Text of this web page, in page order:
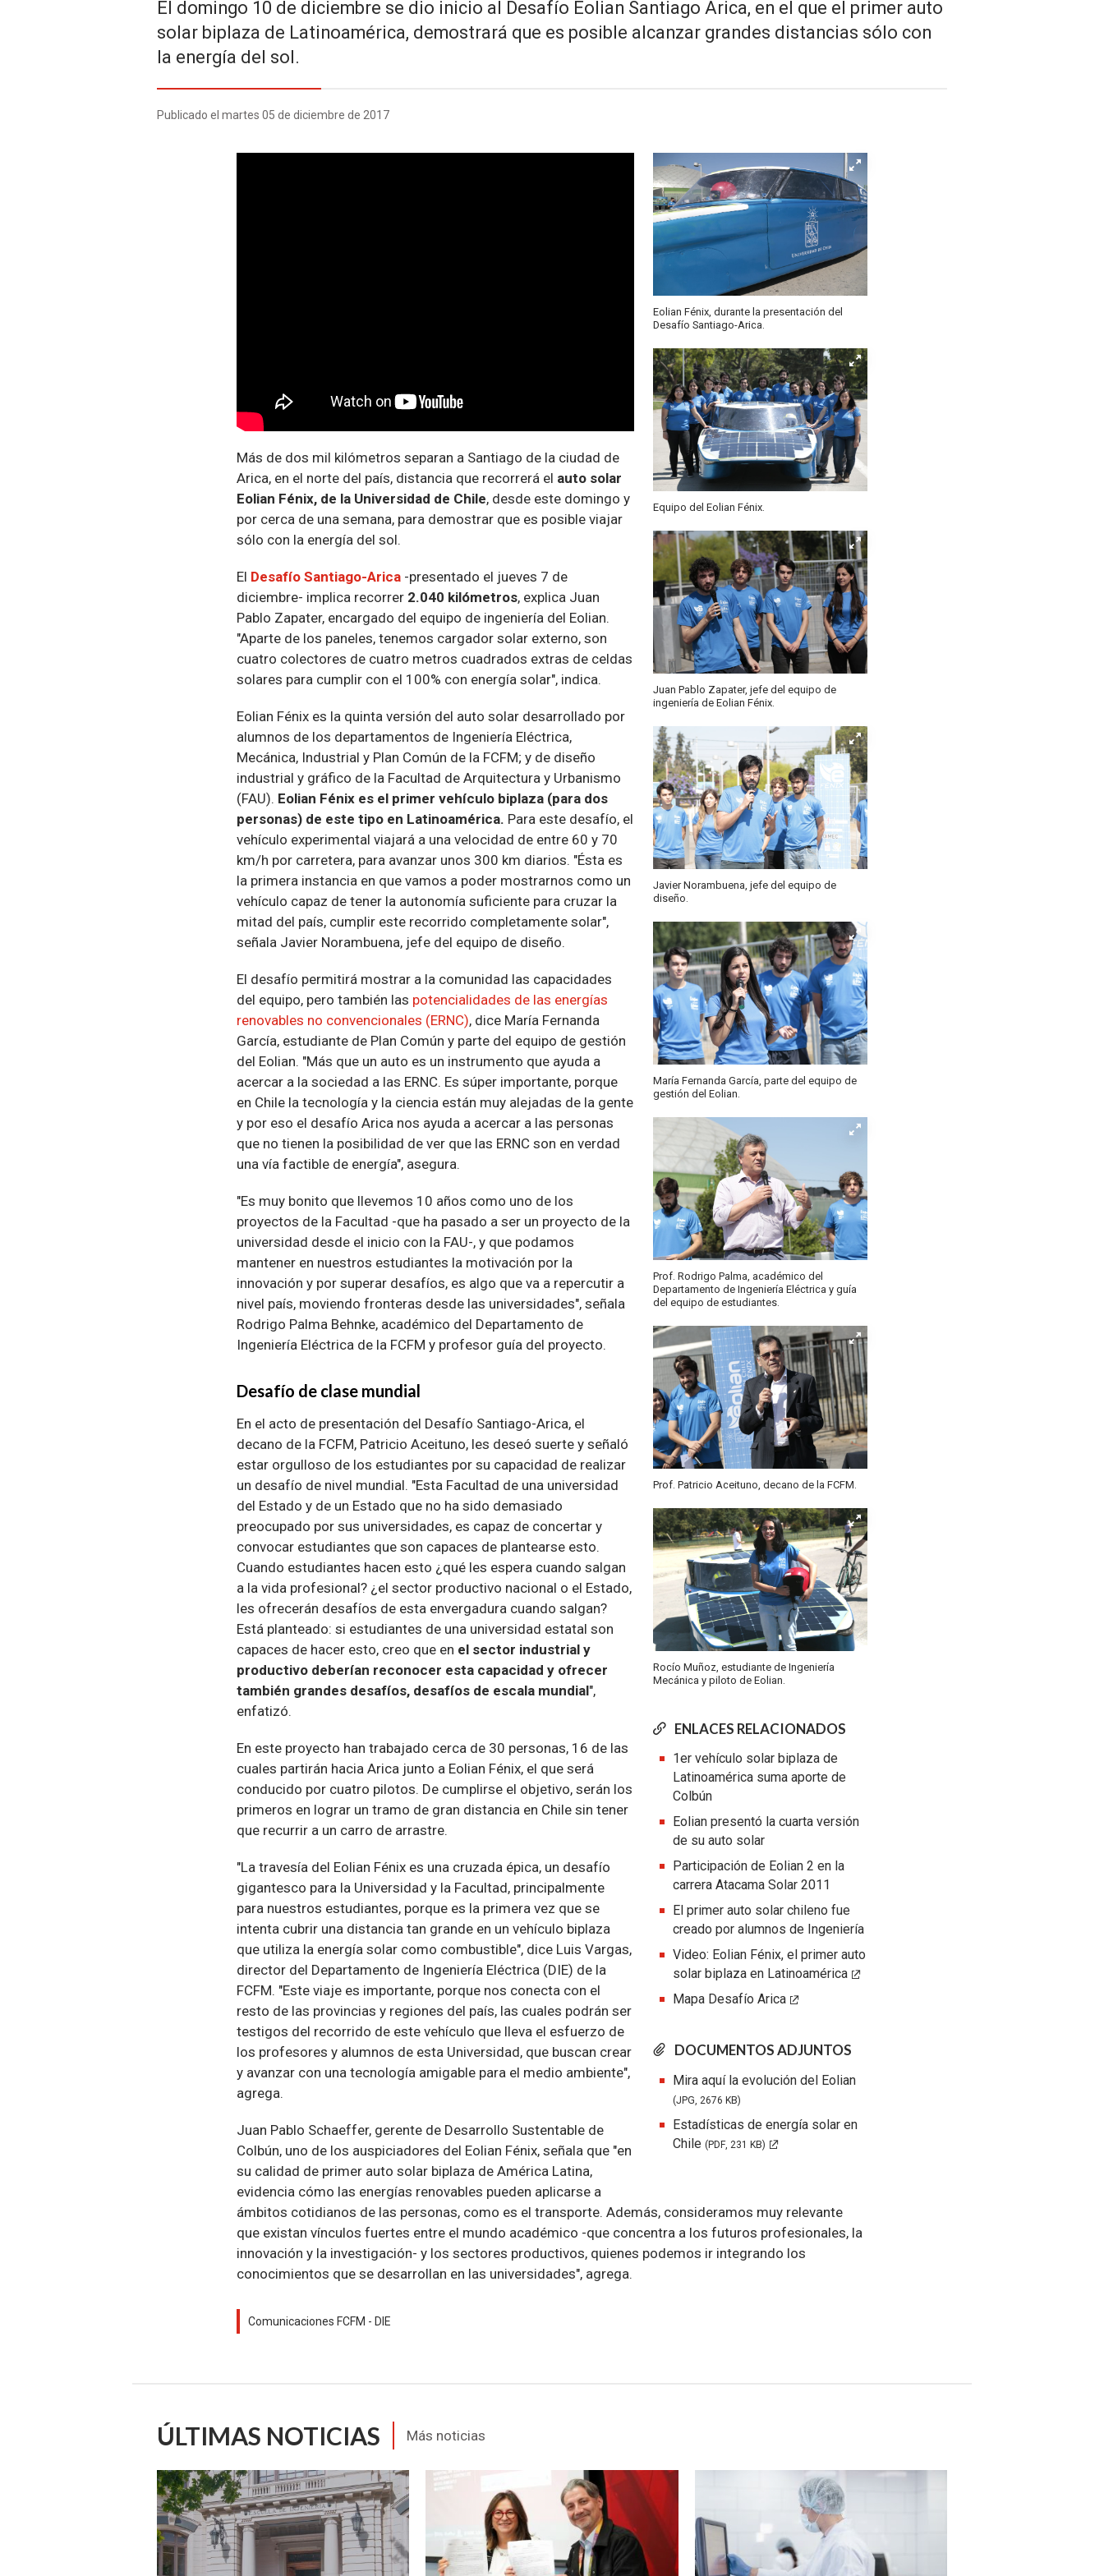
El domingo 10 de diciembre se dio inicio al Desafío Eolian Santiago Arica, en el que el primer auto
solar biplaza de Latinoamérica, demostrará que es posible alcanzar grandes distancias sólo con
la energía del sol.
Publicado el martes 05 de diciembre de 2017
Eolian Fénix, durante la presentación del
Desafío Santiago-Arica.
Equipo del Eolian Fénix.
Juan Pablo Zapater, jefe del equipo de
ingeniería de Eolian Fénix.
Javier Norambuena, jefe del equipo de
diseño.
María Fernanda García, parte del equipo de
gestión del Eolian.
Prof. Rodrigo Palma, académico del
Departamento de Ingeniería Eléctrica y guía
del equipo de estudiantes.
Prof. Patricio Aceituno, decano de la FCFM.
Rocío Muñoz, estudiante de Ingeniería
Mecánica y piloto de Eolian.
ENLACES RELACIONADOS
1er vehículo solar biplaza de
Latinoamérica suma aporte de
Colbún
Eolian presentó la cuarta versión
de su auto solar
Participación de Eolian 2 en la
carrera Atacama Solar 2011
El primer auto solar chileno fue
creado por alumnos de Ingeniería
Video: Eolian Fénix, el primer auto
solar biplaza en Latinoamérica
Mapa Desafío Arica
DOCUMENTOS ADJUNTOS
Mira aquí la evolución del Eolian
(JPG, 2676 KB)
Estadísticas de energía solar en
Chile (PDF, 231 KB)
Más de dos mil kilómetros separan a Santiago de la ciudad de
Arica, en el norte del país, distancia que recorrerá el auto solar
Eolian Fénix, de la Universidad de Chile, desde este domingo y
por cerca de una semana, para demostrar que es posible viajar
sólo con la energía del sol.
El Desafío Santiago-Arica -presentado el jueves 7 de
diciembre- implica recorrer 2.040 kilómetros, explica Juan
Pablo Zapater, encargado del equipo de ingeniería del Eolian.
"Aparte de los paneles, tenemos cargador solar externo, son
cuatro colectores de cuatro metros cuadrados extras de celdas
solares para cumplir con el 100% con energía solar", indica.
Eolian Fénix es la quinta versión del auto solar desarrollado por
alumnos de los departamentos de Ingeniería Eléctrica,
Mecánica, Industrial y Plan Común de la FCFM; y de diseño
industrial y gráfico de la Facultad de Arquitectura y Urbanismo
(FAU). Eolian Fénix es el primer vehículo biplaza (para dos
personas) de este tipo en Latinoamérica. Para este desafío, el
vehículo experimental viajará a una velocidad de entre 60 y 70
km/h por carretera, para avanzar unos 300 km diarios. "Ésta es
la primera instancia en que vamos a poder mostrarnos como un
vehículo capaz de tener la autonomía suficiente para cruzar la
mitad del país, cumplir este recorrido completamente solar",
señala Javier Norambuena, jefe del equipo de diseño.
El desafío permitirá mostrar a la comunidad las capacidades
del equipo, pero también las potencialidades de las energías
renovables no convencionales (ERNC), dice María Fernanda
García, estudiante de Plan Común y parte del equipo de gestión
del Eolian. "Más que un auto es un instrumento que ayuda a
acercar a la sociedad a las ERNC. Es súper importante, porque
en Chile la tecnología y la ciencia están muy alejadas de la gente
y por eso el desafío Arica nos ayuda a acercar a las personas
que no tienen la posibilidad de ver que las ERNC son en verdad
una vía factible de energía", asegura.
"Es muy bonito que llevemos 10 años como uno de los
proyectos de la Facultad -que ha pasado a ser un proyecto de la
universidad desde el inicio con la FAU-, y que podamos
mantener en nuestros estudiantes la motivación por la
innovación y por superar desafíos, es algo que va a repercutir a
nivel país, moviendo fronteras desde las universidades", señala
Rodrigo Palma Behnke, académico del Departamento de
Ingeniería Eléctrica de la FCFM y profesor guía del proyecto.
Desafío de clase mundial
En el acto de presentación del Desafío Santiago-Arica, el
decano de la FCFM, Patricio Aceituno, les deseó suerte y señaló
estar orgulloso de los estudiantes por su capacidad de realizar
un desafío de nivel mundial. "Esta Facultad de una universidad
del Estado y de un Estado que no ha sido demasiado
preocupado por sus universidades, es capaz de concertar y
convocar estudiantes que son capaces de plantearse esto.
Cuando estudiantes hacen esto ¿qué les espera cuando salgan
a la vida profesional? ¿el sector productivo nacional o el Estado,
les ofrecerán desafíos de esta envergadura cuando salgan?
Está planteado: si estudiantes de una universidad estatal son
capaces de hacer esto, creo que en el sector industrial y
productivo deberían reconocer esta capacidad y ofrecer
también grandes desafíos, desafíos de escala mundial",
enfatizó.
En este proyecto han trabajado cerca de 30 personas, 16 de las
cuales partirán hacia Arica junto a Eolian Fénix, el que será
conducido por cuatro pilotos. De cumplirse el objetivo, serán los
primeros en lograr un tramo de gran distancia en Chile sin tener
que recurrir a un carro de arrastre.
"La travesía del Eolian Fénix es una cruzada épica, un desafío
gigantesco para la Universidad y la Facultad, principalmente
para nuestros estudiantes, porque es la primera vez que se
intenta cubrir una distancia tan grande en un vehículo biplaza
que utiliza la energía solar como combustible", dice Luis Vargas,
director del Departamento de Ingeniería Eléctrica (DIE) de la
FCFM. "Este viaje es importante, porque nos conecta con el
resto de las provincias y regiones del país, las cuales podrán ser
testigos del recorrido de este vehículo que lleva el esfuerzo de
los profesores y alumnos de esta Universidad, que buscan crear
y avanzar con una tecnología amigable para el medio ambiente",
agrega.
Juan Pablo Schaeffer, gerente de Desarrollo Sustentable de
Colbún, uno de los auspiciadores del Eolian Fénix, señala que "en
su calidad de primer auto solar biplaza de América Latina,
evidencia cómo las energías renovables pueden aplicarse a
ámbitos cotidianos de las personas, como es el transporte. Además, consideramos muy relevante
que existan vínculos fuertes entre el mundo académico -que concentra a los futuros profesionales, la
innovación y la investigación- y los sectores productivos, quienes podemos ir integrando los
conocimientos que se desarrollan en las universidades", agrega.
Comunicaciones FCFM - DIE
ÚLTIMAS NOTICIAS Más noticias